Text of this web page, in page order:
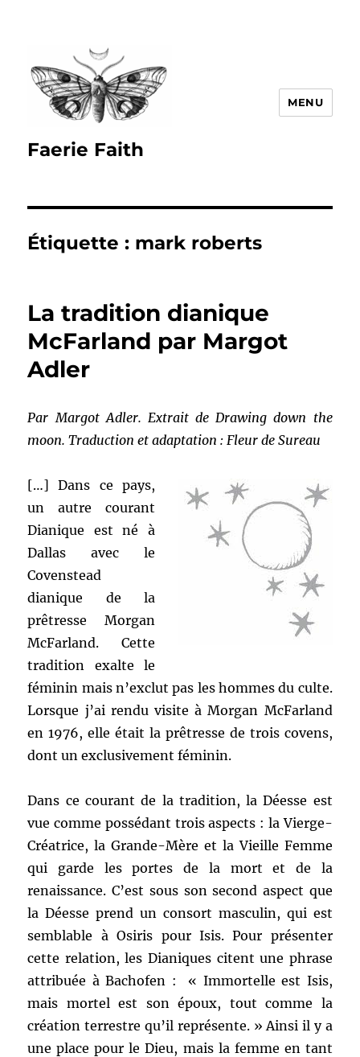
Faerie Faith
MENU
Étiquette : mark roberts
La tradition dianique
McFarland par Margot
Adler
Par Margot Adler. Extrait de Drawing down the
moon. Traduction et adaptation : Fleur de Sureau
[…] Dans ce pays,
un autre courant
Dianique est né à
Dallas avec le
Covenstead
dianique de la
prêtresse Morgan
McFarland. Cette
tradition exalte le
féminin mais n’exclut pas les hommes du culte.
Lorsque j’ai rendu visite à Morgan McFarland
en 1976, elle était la prêtresse de trois covens,
dont un exclusivement féminin.
Dans ce courant de la tradition, la Déesse est
vue comme possédant trois aspects : la Vierge-
Créatrice, la Grande-Mère et la Vieille Femme
qui garde les portes de la mort et de la
renaissance. C’est sous son second aspect que
la Déesse prend un consort masculin, qui est
semblable à Osiris pour Isis. Pour présenter
cette relation, les Dianiques citent une phrase
attribuée à Bachofen : « Immortelle est Isis,
mais mortel est son époux, tout comme la
création terrestre qu’il représente. » Ainsi il y a
une place pour le Dieu, mais la femme en tant